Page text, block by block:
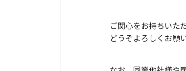
ご関心をお持ちいた
どうぞよろしくお願